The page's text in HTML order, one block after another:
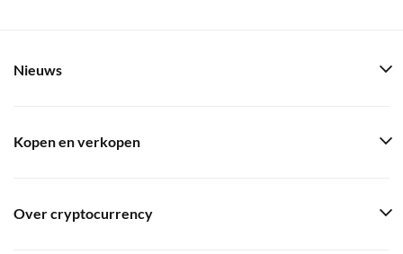
Nieuws
Kopen en verkopen
Over cryptocurrency